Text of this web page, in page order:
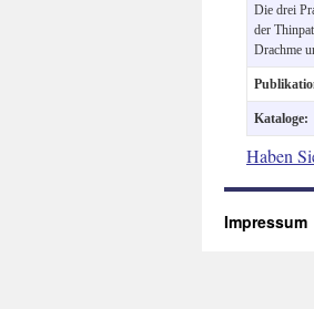
Die drei
der
Drachme
Kataloge:
Haben
Impressum